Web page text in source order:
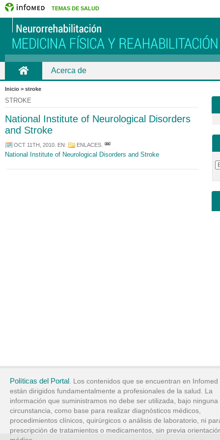
TEMAS DE SALUD
Acerca de
Inicio > stroke
STROKE
National Institute of Neurological Disorders
and Stroke
OCT 11TH, 2010 . EN: ENLACES
National Institute of Neurological Disorders and Stroke
Políticas del Portal. Los contenidos que se encuentran en Infomed
están dirigidos fundamentalmente a profesionales de la salud. La
información que suministramos no debe ser utilizada, bajo ninguna
circunstancia, como base para realizar diagnósticos médicos,
procedimientos clínicos, quirúrgicos o análisis de laboratorio, ni
prescripción de tratamientos o medicamentos, sin previa